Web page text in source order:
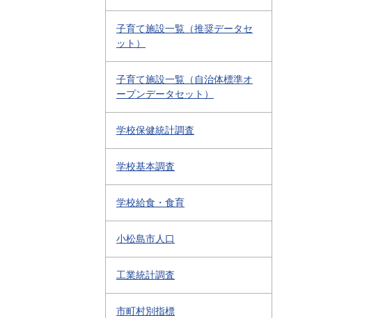
子育て施設一覧（推奨データセ
ット）
子育て施設一覧（自治体標準オ
ープンデータセット）
学校保健統計調査
学校基本調査
学校給食・食育
小松島市人口
工業統計調査
市町村別指標